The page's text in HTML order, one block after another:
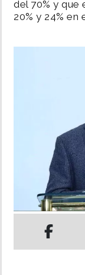
POLÍTICA
MULTIMEDIA
del 70% y que
20% y 24% en